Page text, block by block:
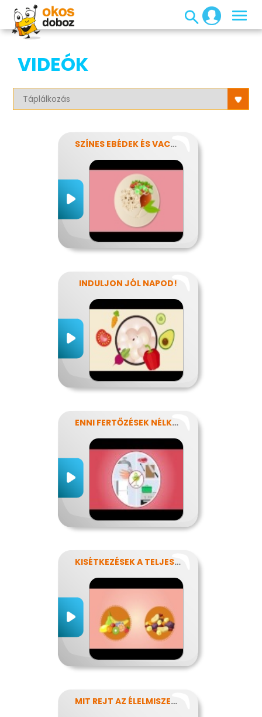
VIDEÓK
SZÍNES EBÉDEK ÉS VACSORÁK
INDULJON JÓL NAPOD!
ENNI FERTŐZÉSEK NÉLKÜL
KISÉTKEZÉSEK A TELJESÍTMÉNYÉRT
MIT REJT AZ ÉLELMISZERCÍMKE?